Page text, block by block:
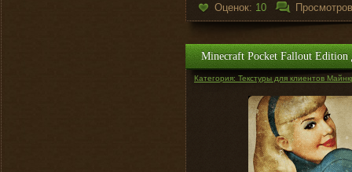
Оценок: 10
Minecraft Pocket Fallout Edition
Категория: Текстуры для клиентов